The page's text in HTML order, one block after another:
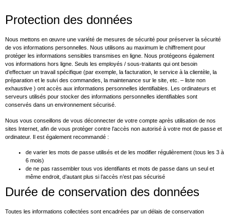
Protection des données
Nous mettons en œuvre une variété de mesures de sécurité pour préserver la sécurité
de vos informations personnelles. Nous utilisons au maximum le chiffrement pour
protéger les informations sensibles transmises en ligne. Nous protégeons également
vos informations hors ligne. Seuls les employés / sous-traitants qui ont besoin
d’effectuer un travail spécifique (par exemple, la facturation, le service à la clientèle, la
préparation et le suivi des commandes, la maintenance sur le site, etc. – liste non
exhaustive ) ont accès aux informations personnelles identifiables. Les ordinateurs et
serveurs utilisés pour stocker des informations personnelles identifiables sont
conservés dans un environnement sécurisé.
Nous vous conseillons de vous déconnecter de votre compte après utilisation de nos
sites Internet, afin de vous protéger contre l’accès non autorisé à votre mot de passe et
ordinateur. Il est également recommandé :
de varier les mots de passe utilisés et de les modifier régulièrement (tous les 3 à
6 mois)
de ne pas rassembler tous vos identifiants et mots de passe dans un seul et
même endroit, d’autant plus si l’accès n’est pas sécurisé
Durée de conservation des données
Toutes les informations collectées sont encadrées par un délais de conservation